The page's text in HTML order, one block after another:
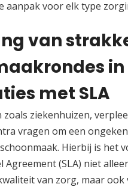
aanpak voor elk type
van
in
met SLA
ziekenhuizen,
vragen om een
Hierbij is het
Agreement (SLA) niet
van zorg, maar ook